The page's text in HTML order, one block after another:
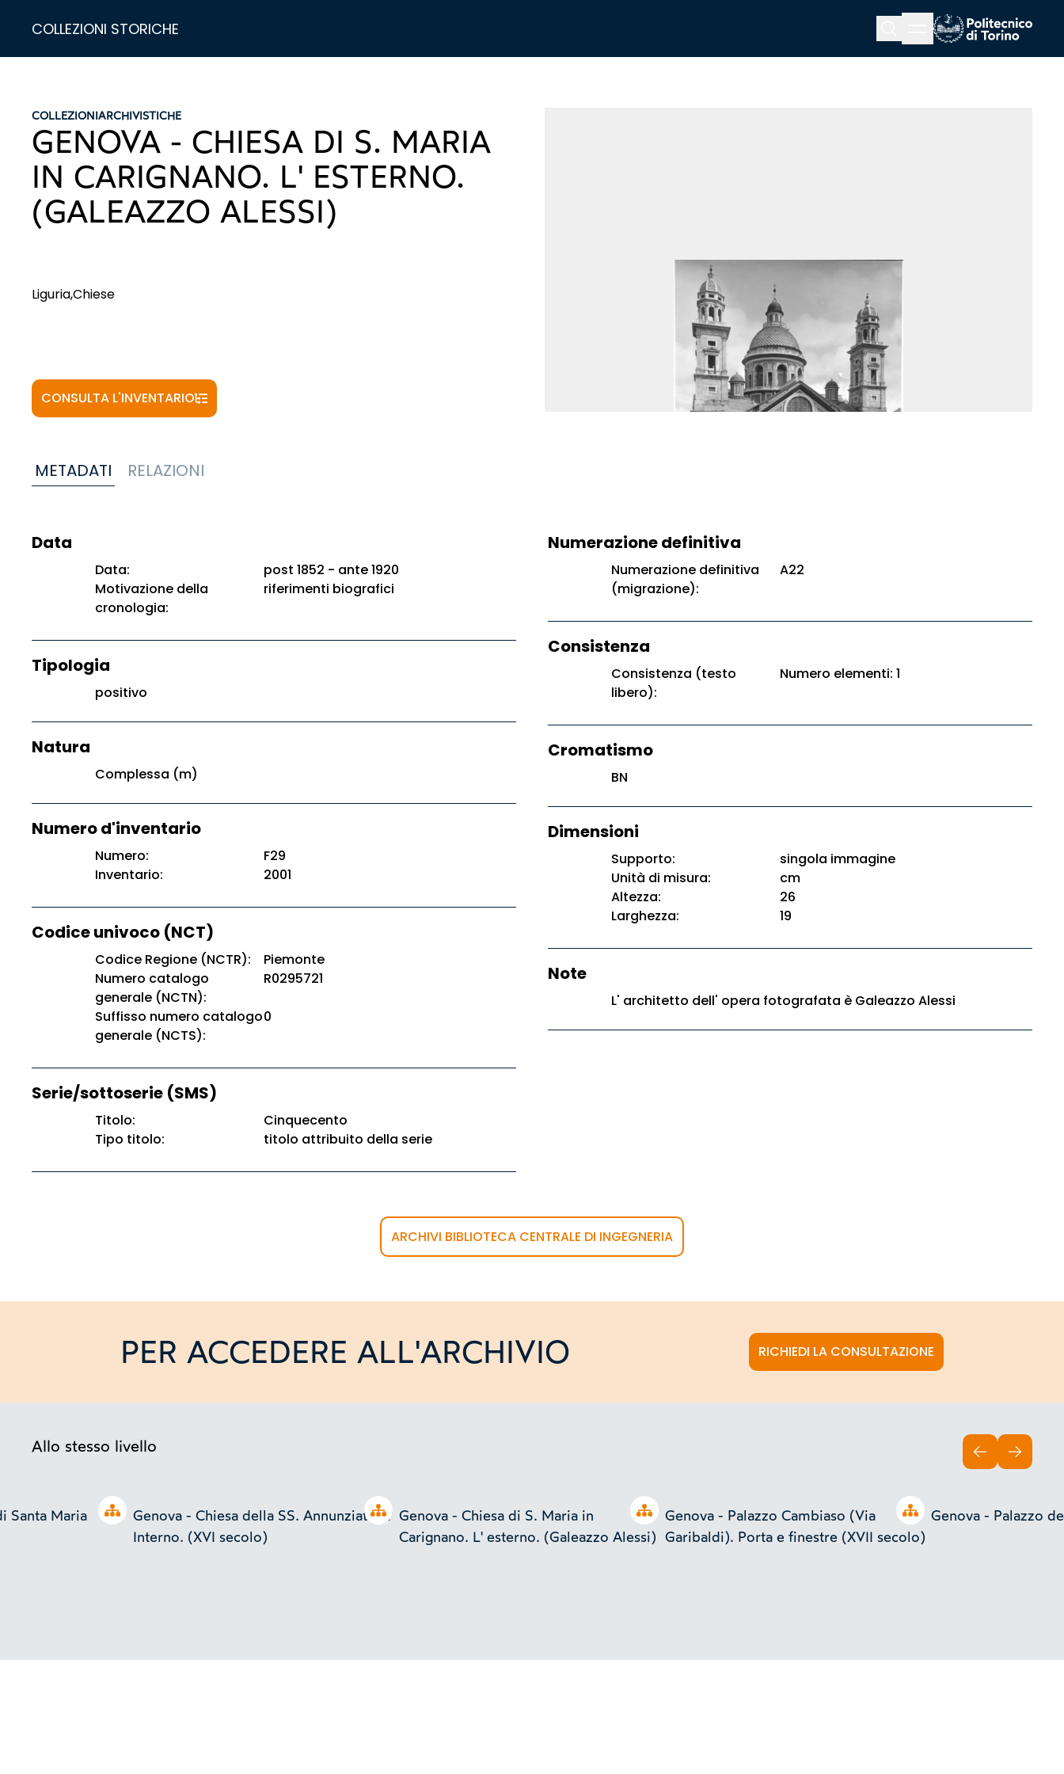
COLLEZIONI STORICHE
Menu button
COLLEZIONIARCHIVISTICHE
GENOVA - CHIESA DI S. MARIA
IN CARIGNANO. L' ESTERNO.
(GALEAZZO ALESSI)
Liguria,Chiese
CONSULTA L'INVENTARIO
METADATI RELAZIONI
Data
Data:
post 1852 - ante 1920
Motivazione della
cronologia:
riferimenti biografici
Tipologia
positivo
Natura
Complessa (m)
Numero d'inventario
Numero:
F29
Inventario:
2001
Codice univoco (NCT)
Codice Regione (NCTR):
Piemonte
Numero catalogo
generale (NCTN):
R0295721
Suffisso numero catalogo
generale (NCTS):
0
Serie/sottoserie (SMS)
Titolo:
Cinquecento
Tipo titolo:
titolo attribuito della serie
Numerazione definitiva
Numerazione definitiva
(migrazione):
A22
Consistenza
Consistenza (testo
libero):
Numero elementi: 1
Cromatismo
BN
Dimensioni
Supporto:
singola immagine
Unità di misura:
cm
Altezza:
26
Larghezza:
19
Note
L' architetto dell' opera fotografata è Galeazzo Alessi
ARCHIVI BIBLIOTECA CENTRALE DI INGEGNERIA
PER ACCEDERE ALL'ARCHIVIO RICHIEDI LA CONSULTAZIONE
Allo stesso livello
Open tree
Santa Maria Open tree
Genova - Chiesa della SS. Annunziata. L'
Interno. (XVI secolo)
Open tree
Genova - Chiesa di S. Maria in
Carignano. L' esterno. (Galeazzo Alessi)
Open tree
Genova - Palazzo Cambiaso (Via
Garibaldi). Porta e finestre (XVII secolo)
Genova - Palazzo
INDIETROAVANTI